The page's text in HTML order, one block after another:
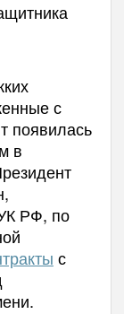
с
появилась
в
РФ, по
с